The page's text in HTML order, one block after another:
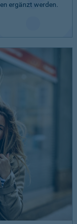
ergänzt werden.